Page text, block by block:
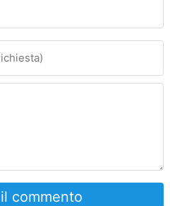
commento